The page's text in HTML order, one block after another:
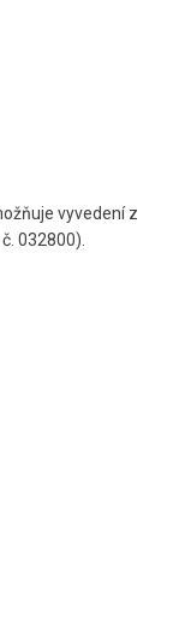
vyvedení z
032800).